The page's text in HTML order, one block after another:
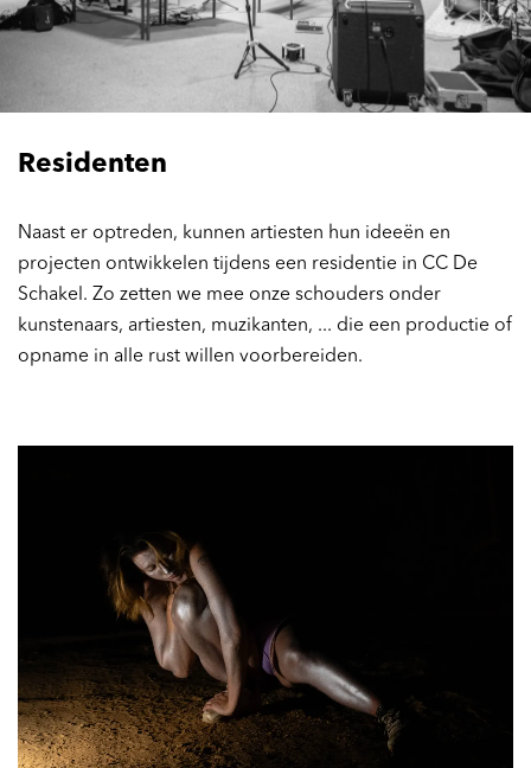
Residenten
Naast er optreden, kunnen artiesten hun ideeën en
projecten ontwikkelen tijdens een residentie in CC De
Schakel. Zo zetten we mee onze schouders onder
kunstenaars, artiesten, muzikanten, ... die een productie of
opname in alle rust willen voorbereiden.